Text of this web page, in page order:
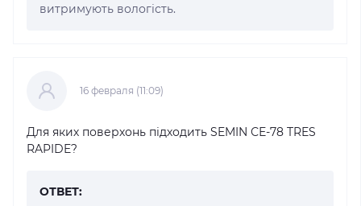
витримують вологість.
16 февраля (11:09)
Для яких поверхонь підходить SEMIN СЕ-78 TRES
RAPIDE?
ОТВЕТ: